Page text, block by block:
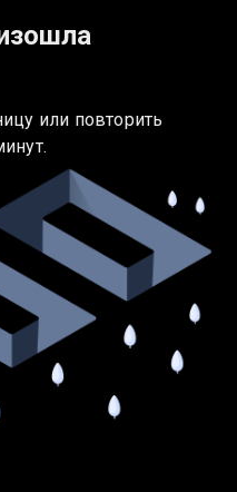
или повторить